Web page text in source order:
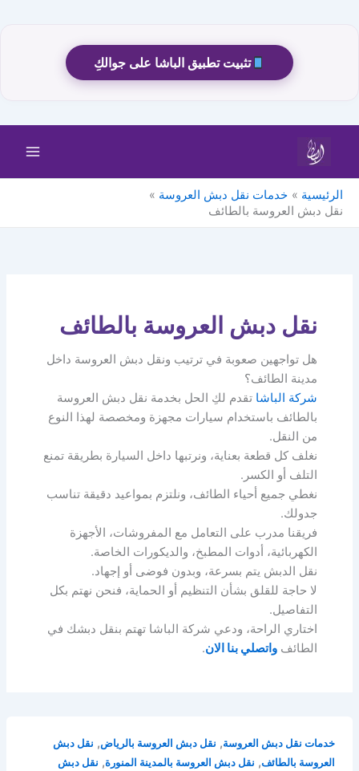
تثبيت تطبيق الباشا على جوالكِ
الرئيسية
خدمات نقل دبش العروسة
نقل دبش العروسة بالطائف
نقل دبش العروسة بالطائف
هل تواجهين صعوبة في ترتيب ونقل دبش العروسة داخل
مدينة الطائف؟
شركة الباشا تقدم لكِ الحل بخدمة نقل دبش العروسة
بالطائف باستخدام سيارات مجهزة ومخصصة لهذا النوع
من النقل.
نغلف كل قطعة بعناية، ونرتبها داخل السيارة بطريقة تمنع
التلف أو الكسر.
نغطي جميع أحياء الطائف، ونلتزم بمواعيد دقيقة تناسب
جدولك.
فريقنا مدرب على التعامل مع المفروشات، الأجهزة
الكهربائية، أدوات المطبخ، والديكورات الخاصة.
نقل الدبش يتم بسرعة، وبدون فوضى أو إجهاد.
لا حاجة للقلق بشأن التنظيم أو الحماية، فنحن نهتم بكل
التفاصيل.
اختاري الراحة، ودعي شركة الباشا تهتم بنقل دبشك في
الطائف واتصلي بنا الان.
خدمات نقل دبش العروسة, نقل دبش العروسة بالرياض, نقل دبش
العروسة بالطائف, نقل دبش العروسة بالمدينة المنورة, نقل دبش